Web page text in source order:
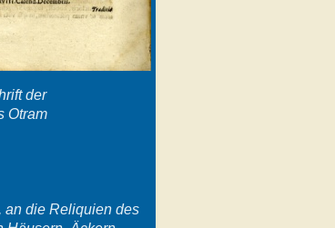
der
Otram
an die Reliquien des